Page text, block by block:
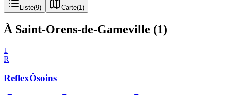
Liste(9) Carte(1 )
À Saint-Orens-de-Gameville (1)
1
R
ReflexÔsoins